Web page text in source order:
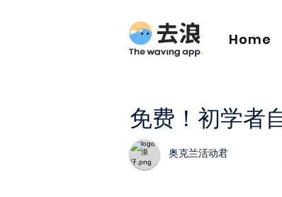
Home
免费！初学者
奥克兰活动君